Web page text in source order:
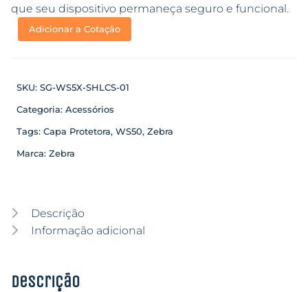
que seu dispositivo permaneça seguro e funcional.
Adicionar a Cotação
SKU: SG-WS5X-SHLCS-01
Categoria: Acessórios
Tags: Capa Protetora, WS50, Zebra
Marca: Zebra
Descrição
Informação adicional
Descrição